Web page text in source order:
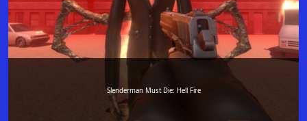
Slenderman Must Die: Hell Fire